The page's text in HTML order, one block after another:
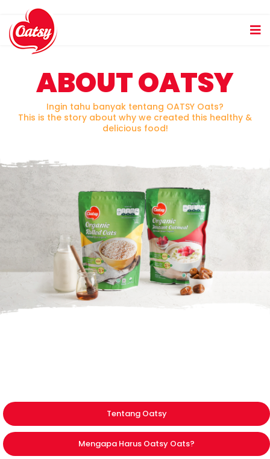
ABOUT OATSY
Ingin tahu banyak tentang OATSY Oats?
This is the story about why we created this healthy &
delicious food!
Tentang Oatsy
Mengapa Harus Oatsy Oats?